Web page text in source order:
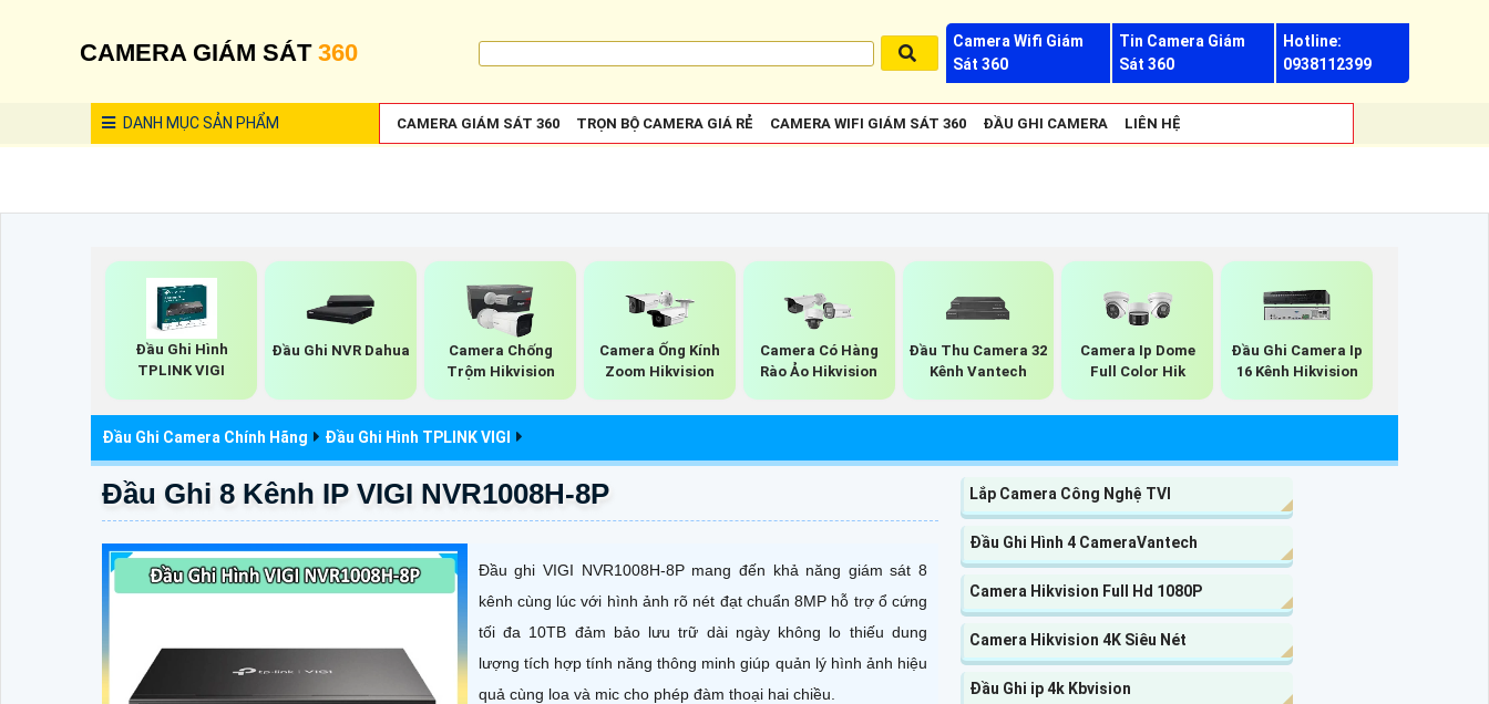
CAMERA GIÁM SÁT 360
Camera Wifi Giám
Sát 360
Tin Camera Giám
Sát 360
Hotline:
0938112399
DANH MỤCSẢN PHẨM CAMERA GIÁM SÁT 360 TRỌN BỘ CAMERA GIÁ RẺ CAMERA WIFI GIÁM SÁT 360 ĐẦU GHI CAMERA LIÊN HỆ
Đầu Ghi Hình
TPLINK VIGI
Đầu Ghi NVR Dahua
Camera Chống
Trộm Hikvision
Camera Ống Kính
Zoom Hikvision
Camera Có Hàng
Rào Ảo Hikvision
Đầu Thu Camera 32
Kênh Vantech
Camera Ip Dome
Full Color Hik
Đầu Ghi Camera Ip
16 Kênh Hikvision
Đầu Ghi Camera Chính Hãng Đầu Ghi Hình TPLINK VIGI
Đầu Ghi 8 Kênh IP VIGI NVR1008H-8P
Đầu ghi VIGI NVR1008H-8P mang đến khả năng giám sát 8
kênh cùng lúc với hình ảnh rõ nét đạt chuẩn 8MP hỗ trợ ổ cứng
tối đa 10TB đảm bảo lưu trữ dài ngày không lo thiếu dung
lượng tích hợp tính năng thông minh giúp quản lý hình ảnh hiệu
quả cùng loa và mic cho phép đàm thoại hai chiều.
Lắp Camera Công Nghệ TVI
Đầu Ghi Hình 4 CameraVantech
Camera Hikvision Full Hd 1080P
Camera Hikvision 4K Siêu Nét
Đầu Ghi ip 4k Kbvision